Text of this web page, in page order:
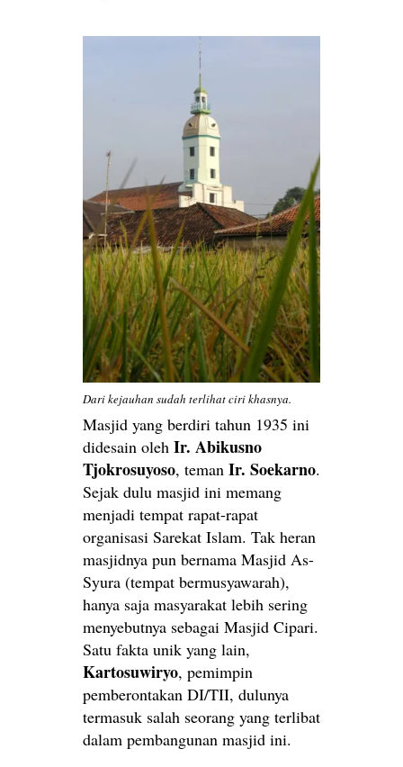
Dari kejauhan sudah terlihat ciri khasnya.
Masjid yang berdiri tahun 1935 ini
didesain oleh Ir. Abikusno
Tjokrosuyoso, teman Ir. Soekarno.
Sejak dulu masjid ini memang
menjadi tempat rapat-rapat
organisasi Sarekat Islam. Tak heran
masjidnya pun bernama Masjid As-
Syura (tempat bermusyawarah),
hanya saja masyarakat lebih sering
menyebutnya sebagai Masjid Cipari.
Satu fakta unik yang lain,
Kartosuwiryo, pemimpin
pemberontakan DI/TII, dulunya
termasuk salah seorang yang terlibat
dalam pembangunan masjid ini.